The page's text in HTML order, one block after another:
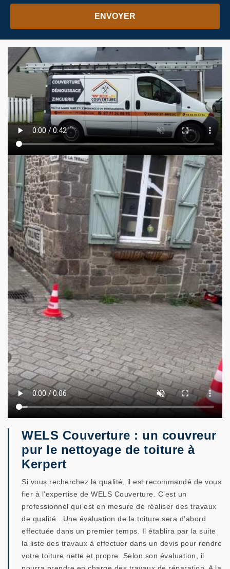
WELS Couverture : un couvreur
pur le nettoyage de toiture à
Kerpert
Si vous recherchez la qualité, il est recommandé de vous
fier à l’expertise de WELS Couverture. C’est un
professionnel qui est en mesure de réaliser des travaux
de qualité . Une évaluation de la toiture sera d’abord
effectuée dans un premier temps. Il établira par la suite
la liste des travaux à effectuer dans un devis pour rendre
votre toiture nette et propre. Selon son évaluation, il